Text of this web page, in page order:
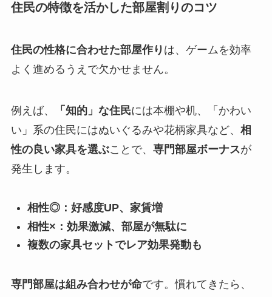
住民の特徴を活かした部屋割りのコツ
住民の性格に合わせた部屋作り は、ゲームを効率
よく進めるうえで欠かせません。
例えば、 「知的」な住民には本棚や机、「かわい
い」系の住民にはぬいぐるみや花柄家具など、 相
性の良い家具を選ぶことで、 専門部屋ボーナスが
発生します。
相性◎：好感度UP、家賃増
相性×：効果激減、部屋が無駄に
複数の家具セットでレア効果発動も
専門部屋は組み合わせが命です。慣れてきたら、